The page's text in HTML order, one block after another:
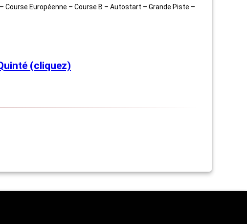
Course Européenne – Course B – Autostart – Grande Piste –
(cliquez)